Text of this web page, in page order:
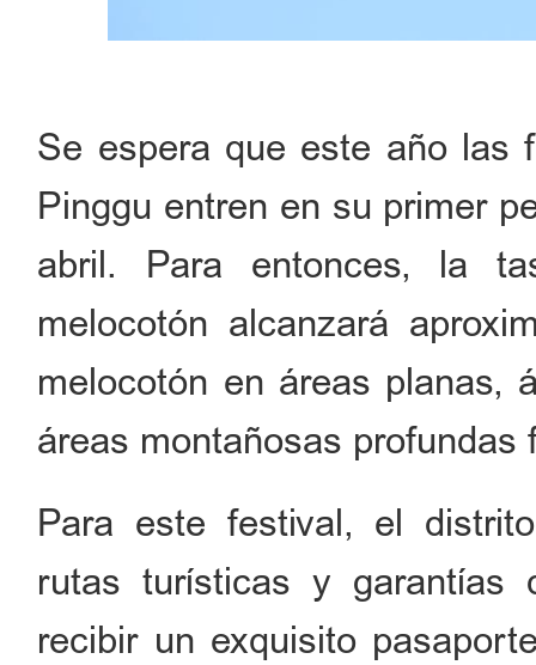
Se espera que este año las
Pinggu entren en su primer
abril. Para entonces, la
melocotón alcanzará
melocotón en áreas planas,
áreas montañosas
Para este festival, el
rutas turísticas y garantías
recibir un exquisito